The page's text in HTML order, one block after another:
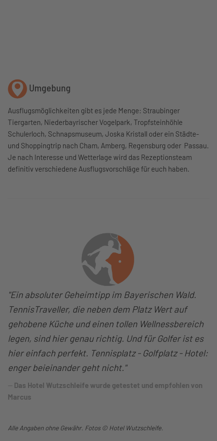
Umgebung
Ausflugsmöglichkeiten gibt es jede Menge: Straubinger
Tiergarten, Niederbayrischer Vogelpark, Tropfsteinhöhle
Schulerloch, Schnapsmuseum, Joska Kristall oder ein Städte-
und Shoppingtrip nach Cham, Amberg, Regensburg oder Passau.
Je nach Interesse und Wetterlage wird das Rezeptionsteam
definitiv verschiedene Ausflugsvorschläge für euch haben.
"Ein absoluter Geheimtipp im Bayerischen Wald.
TennisTraveller, die neben dem Platz Wert auf
gehobene Küche und einen tollen Wellnessbereich
legen, sind hier genau richtig. Und für Golfer ist es
hier einfach perfekt. Tennisplatz - Golfplatz - Hotel:
enger beieinander geht nicht."
Das Hotel Wutzschleife wurde getestet und empfohlen von
Marcus
Alle Angaben ohne Gewähr. Fotos © Hotel Wutzschleife.